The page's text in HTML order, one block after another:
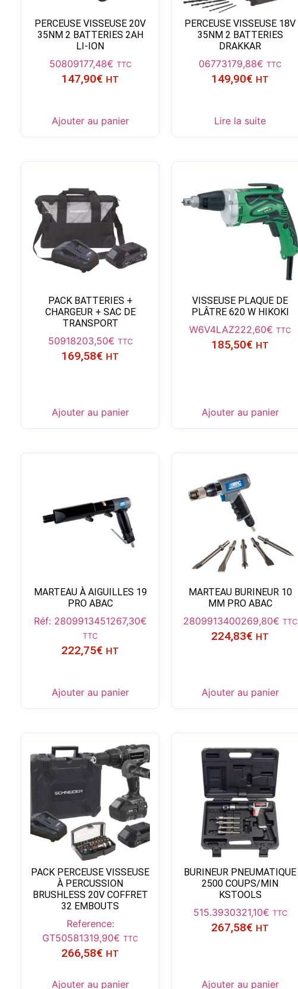
PERCEUSE VISSEUSE 20V
35NM 2 BATTERIES 2AH
LI-ION
50809177,48€ TTC
147,90€ HT
Ajouter au panier
PERCEUSE VISSEUSE 18V
35NM 2 BATTERIES
DRAKKAR
06773179,88€ TTC
149,90€ HT
Lire la suite
PACK BATTERIES +
CHARGEUR + SAC DE
TRANSPORT
50918203,50€ TTC
169,58€ HT
Ajouter au panier
VISSEUSE PLAQUE DE
PLÂTRE 620 W HIKOKI
W6V4LAZ222,60€ TTC
185,50€ HT
Ajouter au panier
MARTEAU À AIGUILLES 19
PRO ABAC
Réf: 2809913451267,30€
TTC
222,75€ HT
Ajouter au panier
MARTEAU BURINEUR 10
MM PRO ABAC
2809913400269,80€ TTC
224,83€ HT
Ajouter au panier
PACK PERCEUSE VISSEUSE
À PERCUSSION
BRUSHLESS 20V COFFRET
32 EMBOUTS
Reference:
GT50581319,90€ TTC
266,58€ HT
Ajouter au panier
BURINEUR PNEUMATIQUE
2500 COUPS/MIN
KSTOOLS
515.3930321,10€ TTC
267,58€ HT
Ajouter au panier